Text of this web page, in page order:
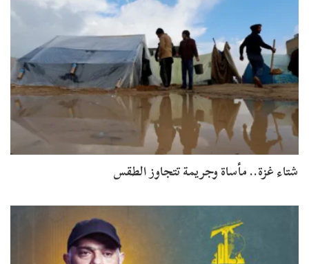
شتاء غزة.. مأساة وجريمة تتجاوز الطقس